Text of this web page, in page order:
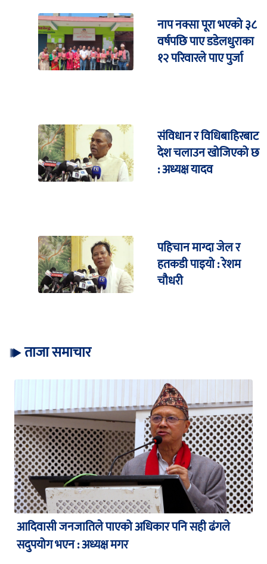
नाप नक्सा पूरा भएको ३८
वर्षपछि पाए डडेलधुराका
१२ परिवारले पाए पुर्जा
संविधान र विधिबाहिरबाट
देश चलाउन खोजिएको छ
: अध्यक्ष यादव
पहिचान माग्दा जेल र
हतकडी पाइयो : रेशम
चौधरी
ताजा समाचार
आदिवासी जनजातिले पाएको अधिकार पनि सही ढंगले
सदुपयोग भएन : अध्यक्ष मगर